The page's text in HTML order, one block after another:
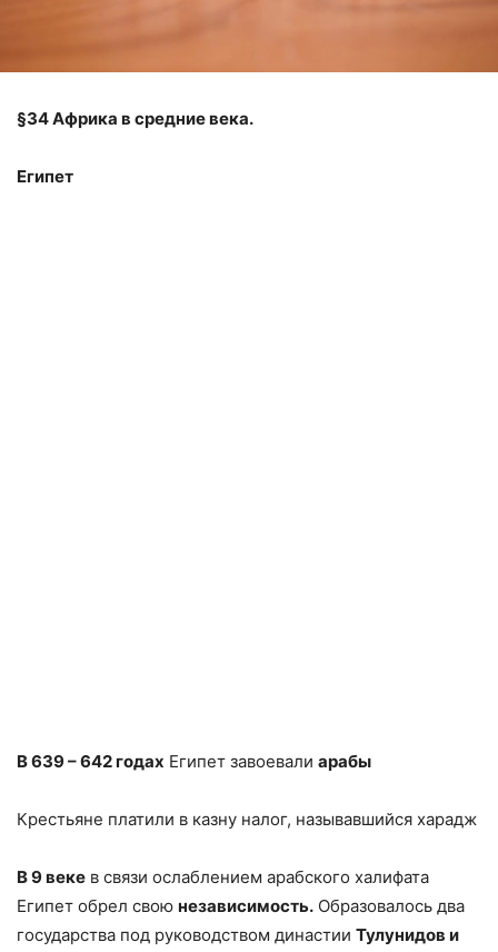
§34 Африка в средние века.
Египет
В 639 – 642 годах Египет завоевали арабы
Крестьяне платили в казну налог, называвшийся харадж
В 9 веке в связи ослаблением арабского халифата
Египет обрел свою независимость. Образовалось два
государства под руководством династии Тулунидов и